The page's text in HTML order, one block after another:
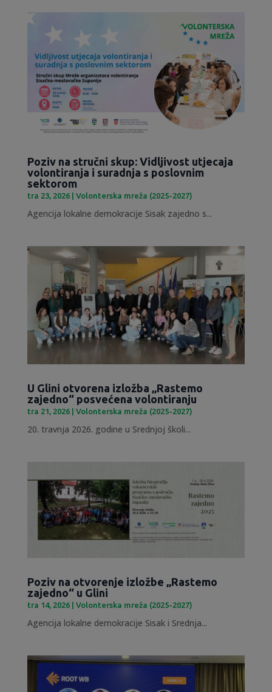
Poziv na stručni skup: Vidljivost utjecaja
volontiranja i suradnja s poslovnim
sektorom
tra 23, 2026| Volonterska mreža (2025-2027)
Agencija lokalne demokracije Sisak zajedno s...
U Glini otvorena izložba „Rastemo
zajedno“ posvećena volontiranju
tra 21, 2026| Volonterska mreža (2025-2027)
20. travnja 2026. godine u Srednjoj školi...
Poziv na otvorenje izložbe „Rastemo
zajedno“ u Glini
tra 14, 2026| Volonterska mreža (2025-2027)
Agencija lokalne demokracije Sisak i Srednja...